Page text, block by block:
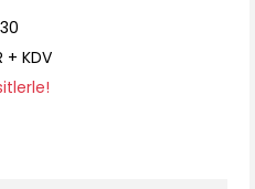
+ KDV